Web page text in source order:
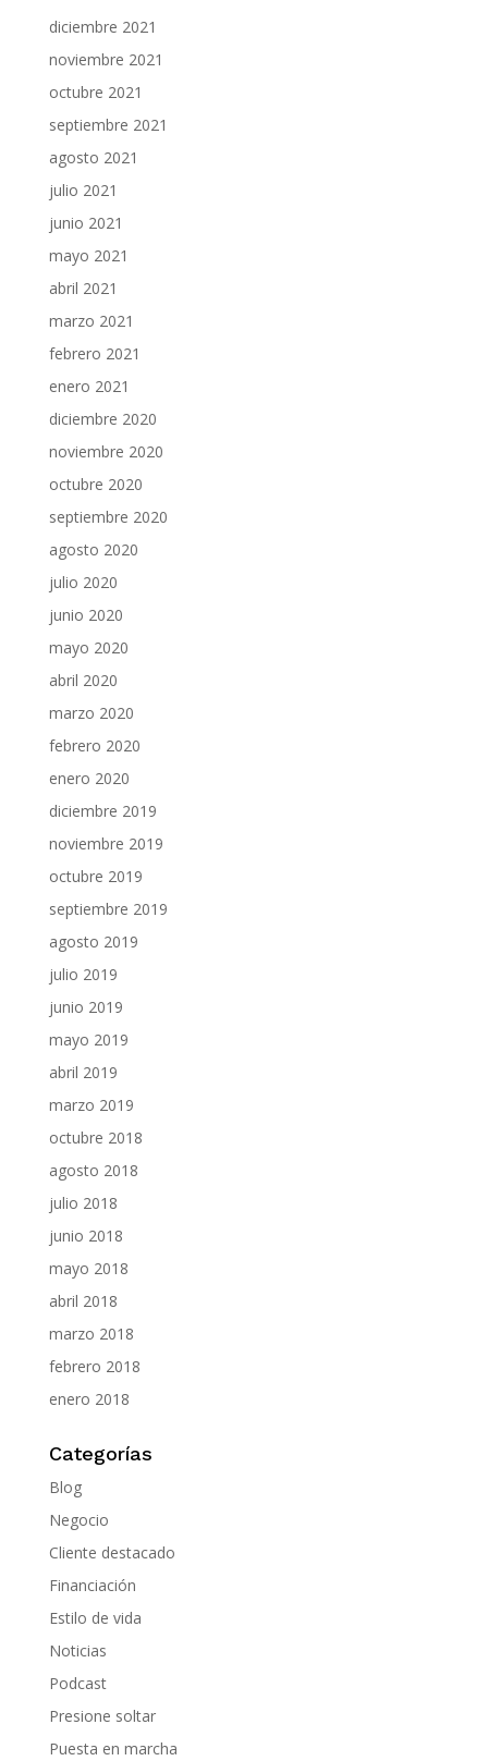
diciembre 2021
noviembre 2021
octubre 2021
septiembre 2021
agosto 2021
julio 2021
junio 2021
mayo 2021
abril 2021
marzo 2021
febrero 2021
enero 2021
diciembre 2020
noviembre 2020
octubre 2020
septiembre 2020
agosto 2020
julio 2020
junio 2020
mayo 2020
abril 2020
marzo 2020
febrero 2020
enero 2020
diciembre 2019
noviembre 2019
octubre 2019
septiembre 2019
agosto 2019
julio 2019
junio 2019
mayo 2019
abril 2019
marzo 2019
octubre 2018
agosto 2018
julio 2018
junio 2018
mayo 2018
abril 2018
marzo 2018
febrero 2018
enero 2018
Categorías
Blog
Negocio
Cliente destacado
Financiación
Estilo de vida
Noticias
Podcast
Presione soltar
Puesta en marcha